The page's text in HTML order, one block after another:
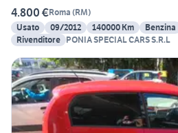
4.800 €Roma (RM)
Usato
09/2012 140000 Km Benzina
Rivenditore PONIA SPECIAL CARS S.R.L